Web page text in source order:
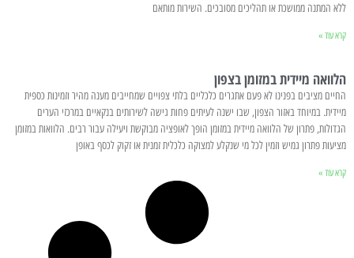
ללא המתנה ממושכת או תהליכים מסובכים. השירות מותאם
קרא עוד »
הלוואה מיידית במזומן בצפון
החיים מציבים בפנינו לא פעם אתגרים כלכליים בלתי צפויים שמחייבים מענה מהיר וזמינות כספית
מיידית. במיוחד באזור הצפון, שבו ישנה לעיתים פחות גישה לשירותים בנקאיים במרכזי הערים
הגדולות, פתרון של הלוואה מיידית במזומן הופך לאופציה מבוקשת ויעילה עבור רבים. הלוואות במזומן
מציעות פתרון גמיש וזמין לכל מי שנקלע למצוקה כלכלית זמנית או זקוק לכסף באופן
קרא עוד »